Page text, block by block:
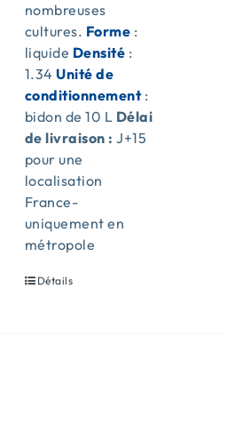
nombreuses
cultures. Forme :
liquide Densité :
1.34Unité de
conditionnement:
bidon de 10 L Délai
de livraison : J+15
pour une
localisation
France-
uniquement en
métropole
Détails